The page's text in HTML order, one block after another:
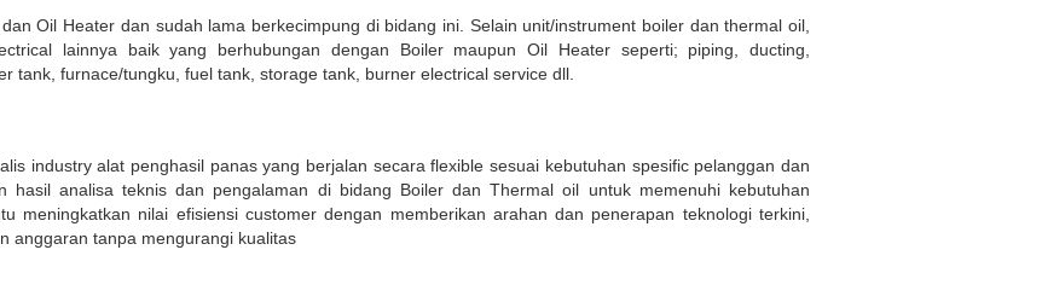
Oil Heater dan sudah lama berkecimpung di bidang ini. Selain unit/instrument boiler dan thermal oil,
lainnya baik yang berhubungan dengan Boiler maupun Oil Heater seperti; piping, ducting,
tank, furnace/tungku, fuel tank, storage tank, burner electrical service dll.
industry alat penghasil panas yang berjalan secara flexible sesuai kebutuhan spesific pelanggan dan
hasil analisa teknis dan pengalaman di bidang Boiler dan Thermal oil untuk memenuhi kebutuhan
meningkatkan nilai efisiensi customer dengan memberikan arahan dan penerapan teknologi terkini,
anggaran tanpa mengurangi kualitas